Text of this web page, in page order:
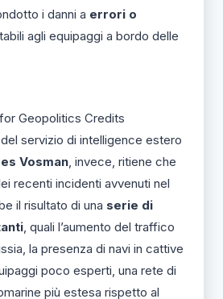
i danni a errori o
agli equipaggi a bordo delle
Geopolitics Credits
servizio di intelligence estero
Vosman, invece, ritiene che
recenti incidenti avvenuti nel
il risultato di una serie di
, quali l’aumento del traffico
la presenza di navi in cattive
poco esperti, una rete di
più estesa rispetto al